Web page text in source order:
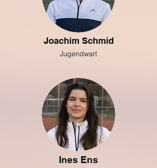
Joachim Schmid
Jugendwart
Ines Ens